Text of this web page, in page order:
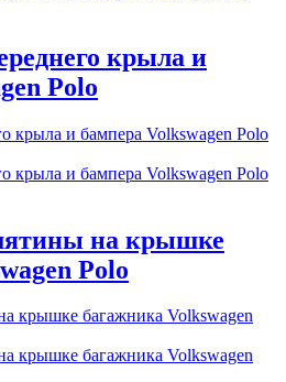
крыла и
Polo
на крышке
Polo